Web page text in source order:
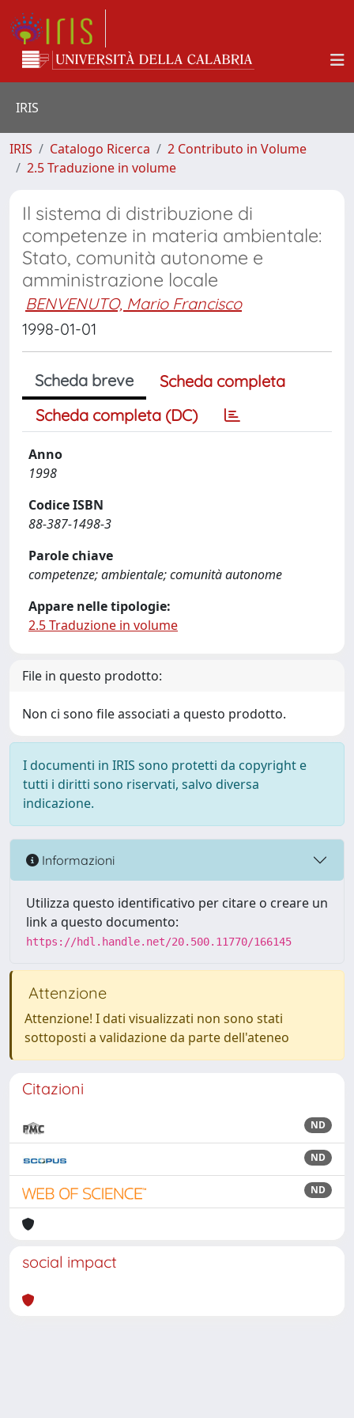
IRIS
IRIS Catalogo Ricerca
2 Contributo in Volume
2.5 Traduzione in volume
Il sistema di distribuzione di
competenze in materia ambientale:
Stato, comunità autonome e
amministrazione locale
BENVENUTO, Mario Francisco
1998-01-01
Scheda breve
Scheda completa
Scheda completa (DC)
Anno
1998
Codice ISBN
88-387-1498-3
Parole chiave
competenze; ambientale; comunità autonome
Appare nelle tipologie:
2.5 Traduzione in volume
File in questo prodotto:
Non ci sono file associati a questo prodotto.
I documenti in IRIS sono protetti da copyright e
tutti i diritti sono riservati, salvo diversa
indicazione.
Informazioni
Utilizza questo identificativo per citare o creare un
link a questo documento:
https://hdl.handle.net/20.500.11770/166145
Attenzione
Attenzione! I dati visualizzati non sono stati
sottoposti a validazione da parte dell'ateneo
Citazioni
ND
ND
ND
social impact